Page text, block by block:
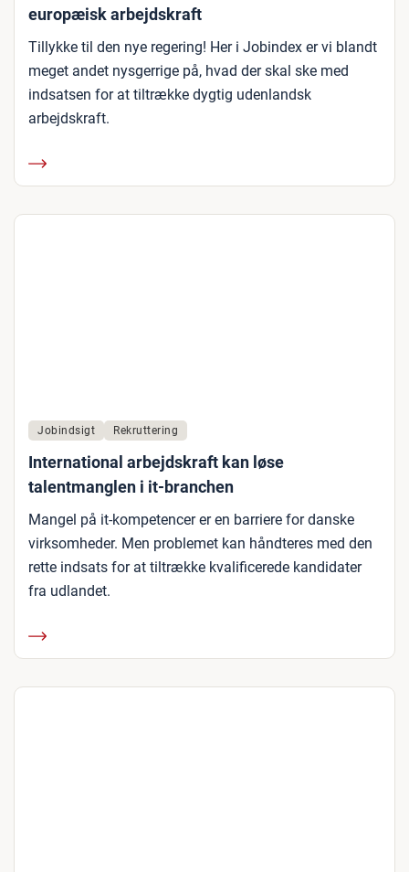
europæisk arbejdskraft
Tillykke til den nye regering! Her i Jobindex er vi blandt
meget andet nysgerrige på, hvad der skal ske med
indsatsen for at tiltrække dygtig udenlandsk
arbejdskraft.
Jobindsigt Rekruttering
International arbejdskraft kan løse
talentmanglen i it-branchen
Mangel på it-kompetencer er en barriere for danske
virksomheder. Men problemet kan håndteres med den
rette indsats for at tiltrække kvalificerede kandidater
fra udlandet.